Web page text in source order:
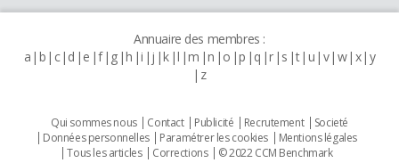
Annuaire des membres :
a b c d e f g h i j k l m n o p q r s t u v w x y
z
Qui sommes nous Contact Publicité Recrutement
Societé
Données personnelles
Paramétrer les cookies
Mentions légales
Tous les articles
Corrections © 2022 CCM Benchmark